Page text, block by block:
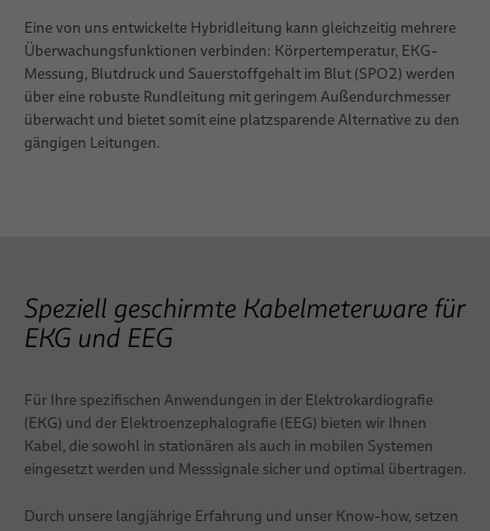
PULSAR® - modulare Plattform für medizinische Robotik
ORION Patientenpositioniersystem von BizLink
Dienstleistungen
Individuelle Logistikkonzepte
Rapid Prototyping von Spritzgussteilen
Anwendungen
Eine von uns entwickelte Hybridleitung kann gleichzeitig mehrere
Überwachungsfunktionen verbinden: Körpertemperatur, EKG-
Messung, Blutdruck und Sauerstoffgehalt im Blut (SPO2) werden
über eine robuste Rundleitung mit geringem Außendurchmesser
überwacht und bietet somit eine platzsparende Alternative zu den
gängigen Leitungen.
Speziell geschirmte Kabelmeterware für
EKG und EEG
Für Ihre spezifischen Anwendungen in der Elektrokardiografie
(EKG) und der Elektroenzephalografie (EEG) bieten wir Ihnen
Kabel, die sowohl in stationären als auch in mobilen Systemen
eingesetzt werden und Messsignale sicher und optimal übertragen.
Durch unsere langjährige Erfahrung und unser Know-how, setzen